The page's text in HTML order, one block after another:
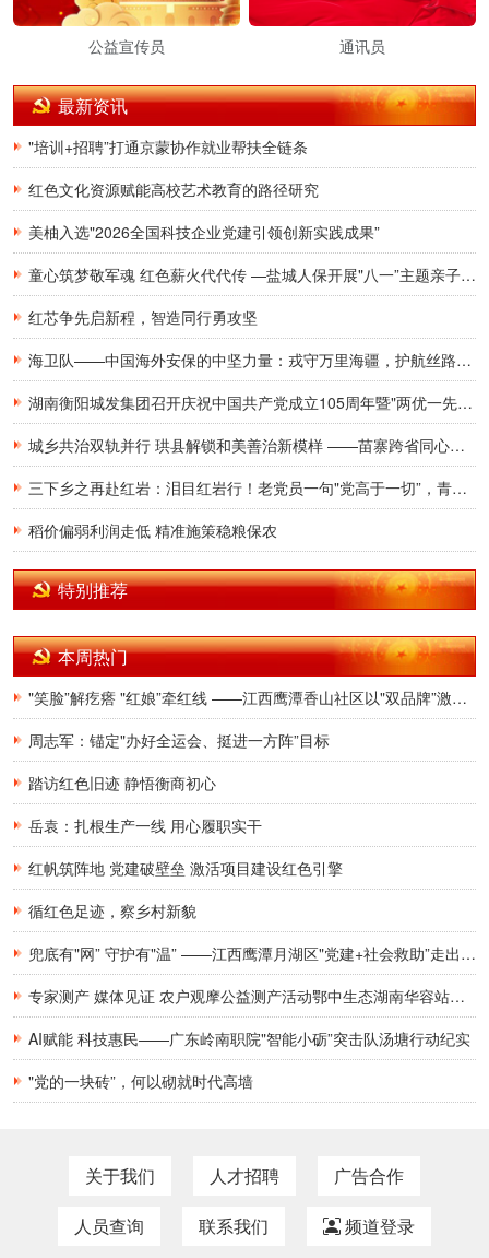
公益宣传员 通讯员
最新资讯
"培训+招聘”打通京蒙协作就业帮扶全链条
红色文化资源赋能高校艺术教育的路径研究
美柚入选"2026全国科技企业党建引领创新实践成果”
童心筑梦敬军魂 红色薪火代代传 —盐城人保开展"八一”主题亲子研学活动
红芯争先启新程，智造同行勇攻坚
海卫队——中国海外安保的中坚力量：戎守万里海疆，护航丝路征途
湖南衡阳城发集团召开庆祝中国共产党成立105周年暨"两优一先”表彰大会
城乡共治双轨并行 珙县解锁和美善治新模样 ——苗寨跨省同心筑家园 社区小厅盛满百姓温情
三下乡之再赴红岩：泪目红岩行！老党员一句"党高于一切”，青年志愿者潸然泪下
稻价偏弱利润走低 精准施策稳粮保农
特别推荐
本周热门
"笑脸”解疙瘩 "红娘”牵红线 ——江西鹰潭香山社区以"双品牌”激活基层治理一池春水
周志军：锚定"办好全运会、挺进一方阵”目标
踏访红色旧迹 静悟衡商初心
岳袁：扎根生产一线 用心履职实干
红帆筑阵地 党建破壁垒 激活项目建设红色引擎
循红色足迹，察乡村新貌
兜底有"网” 守护有"温” ——江西鹰潭月湖区"党建+社会救助”走出精准服务新路
专家测产 媒体见证 农户观摩公益测产活动鄂中生态湖南华容站——水稻亩增产148斤
AI赋能 科技惠民——广东岭南职院"智能小砺”突击队汤塘行动纪实
"党的一块砖”，何以砌就时代高墙
关于我们 人才招聘
广告合作
人员查询
联系我们 频道登录